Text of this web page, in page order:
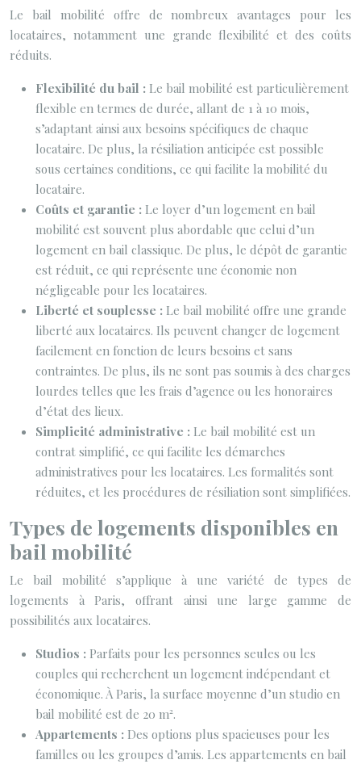
Le bail mobilité offre de nombreux avantages pour les
locataires, notamment une grande flexibilité et des coûts
réduits.
Flexibilité du bail : Le bail mobilité est particulièrement
flexible en termes de durée, allant de 1 à 10 mois,
s’adaptant ainsi aux besoins spécifiques de chaque
locataire. De plus, la résiliation anticipée est possible
sous certaines conditions, ce qui facilite la mobilité du
locataire.
Coûts et garantie : Le loyer d’un logement en bail
mobilité est souvent plus abordable que celui d’un
logement en bail classique. De plus, le dépôt de garantie
est réduit, ce qui représente une économie non
négligeable pour les locataires.
Liberté et souplesse : Le bail mobilité offre une grande
liberté aux locataires. Ils peuvent changer de logement
facilement en fonction de leurs besoins et sans
contraintes. De plus, ils ne sont pas soumis à des charges
lourdes telles que les frais d’agence ou les honoraires
d’état des lieux.
Simplicité administrative : Le bail mobilité est un
contrat simplifié, ce qui facilite les démarches
administratives pour les locataires. Les formalités sont
réduites, et les procédures de résiliation sont simplifiées.
Types de logements disponibles en
bail mobilité
Le bail mobilité s’applique à une variété de types de
logements à Paris, offrant ainsi une large gamme de
possibilités aux locataires.
Studios : Parfaits pour les personnes seules ou les
couples qui recherchent un logement indépendant et
économique. À Paris, la surface moyenne d’un studio en
bail mobilité est de 20 m².
Appartements : Des options plus spacieuses pour les
familles ou les groupes d’amis. Les appartements en bail